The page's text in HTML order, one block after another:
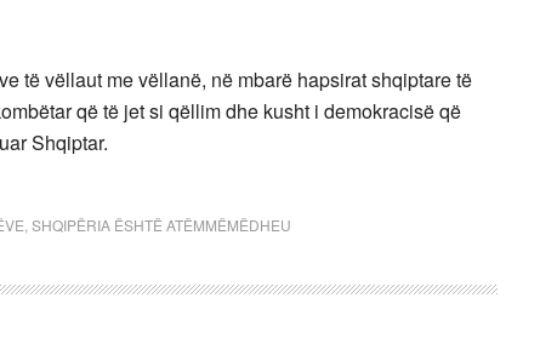
të vëllaut me vëllanë, në mbarë hapsirat shqiptare të
që të jet si qëllim dhe kusht i demokracisë që
Shqiptar.
SHQIPËRIA ËSHTË ATËMMËMËDHEU